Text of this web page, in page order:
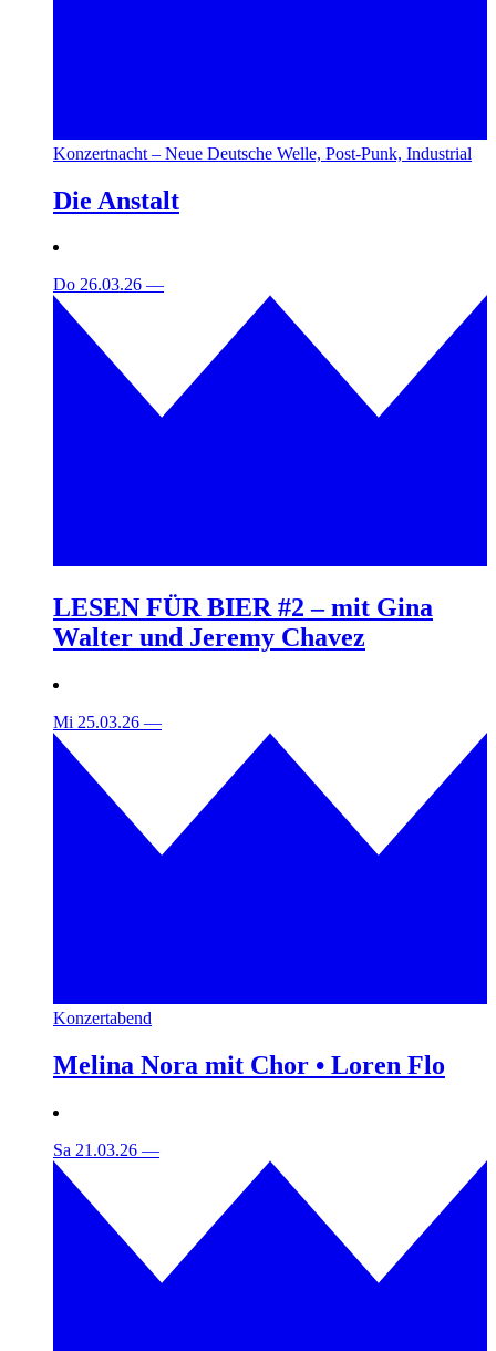
Konzertnacht – Neue Deutsche Welle, Post-Punk, Industrial
Die Anstalt
Do 26.03.26 —
LESEN FÜR BIER #2 – mit Gina
Walter und Jeremy Chavez
Mi 25.03.26 —
Konzertabend
Melina Nora mit Chor • Loren Flo
Sa 21.03.26 —